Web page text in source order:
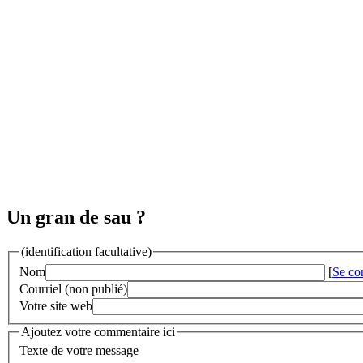
Un gran de sau ?
(identification facultative)
Nom
[Se
Courriel (non publié)
Votre site web
Ajoutez votre commentaire ici
Texte de votre message